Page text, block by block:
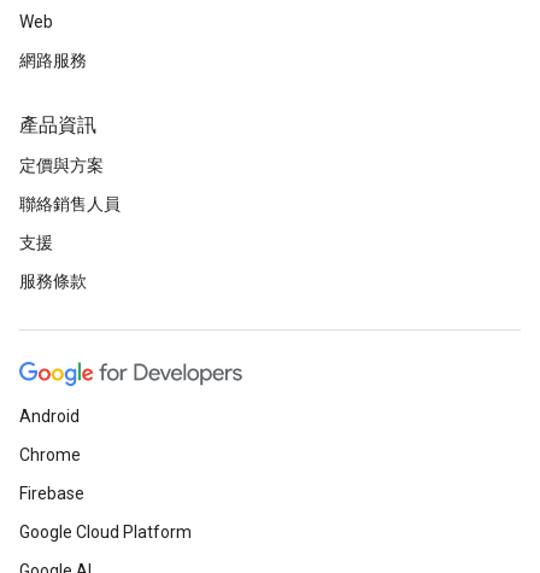
Web
網路服務
產品資訊
定價與方案
聯絡銷售人員
支援
服務條款
Android
Chrome
Firebase
Google Cloud Platform